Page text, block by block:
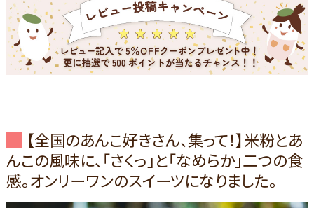
【全国のあんこ好きさん、集って！】米粉とあ
んこの風味に、「さくっ」と「なめらか」二つの食
感。オンリーワンのスイーツになりました。